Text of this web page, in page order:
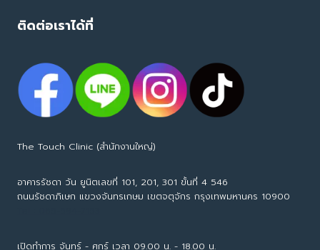
ติดต่อเราได้ที่
The Touch Clinic (สำนักงานใหญ่)
อาคารรัชดา วัน ยูนิตเลขที่ 101, 201, 301 ขั้นที่ 4 546
ถนนรัชดาภิเษก แขวงจันทรเกษม เขตจตุจักร กรุงเทพมหานคร 10900
เปิดทำการ จันทร์ - ศุกร์ เวลา 09.00 น. - 18.00 น.